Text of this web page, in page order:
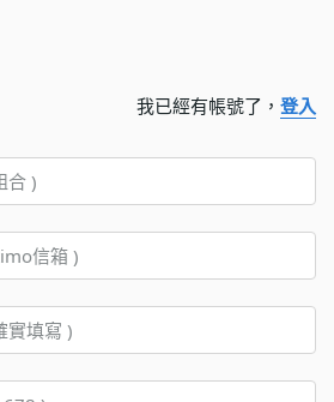
我已經有帳號了， 登入